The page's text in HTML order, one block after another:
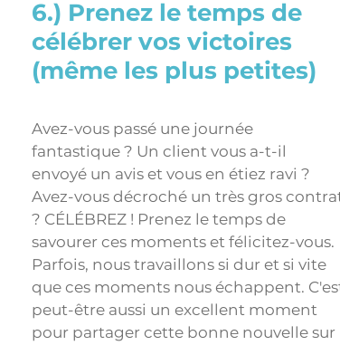
6.) Prenez le temps de
célébrer vos victoires
(même les plus petites)
Avez-vous passé une journée
fantastique ? Un client vous a-t-il
envoyé un avis et vous en étiez ravi ?
Avez-vous décroché un très gros
? CÉLÉBREZ ! Prenez le temps de
savourer ces moments et félicitez-vous.
Parfois, nous travaillons si dur et si vite
que ces moments nous échappent.
peut-être aussi un excellent moment
pour partager cette bonne nouvelle sur